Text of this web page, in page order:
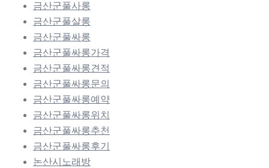
금산군풀사롱
금산군풀살롱
금산군풀싸롱
금산군풀싸롱가격
금산군풀싸롱견적
금산군풀싸롱문의
금산군풀싸롱예약
금산군풀싸롱위치
금산군풀싸롱추천
금산군풀싸롱후기
논산시노래방